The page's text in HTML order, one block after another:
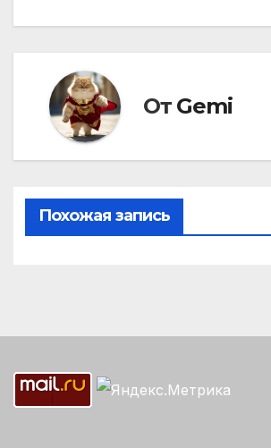
записям
От Gemi
Похожая запись